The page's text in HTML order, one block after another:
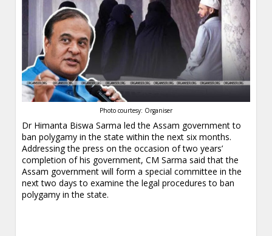
Photo courtesy: Organiser
Dr Himanta Biswa Sarma led the Assam government to
ban polygamy in the state within the next six months.
Addressing the press on the occasion of two years’
completion of his government, CM Sarma said that the
Assam government will form a special committee in the
next two days to examine the legal procedures to ban
polygamy in the state.